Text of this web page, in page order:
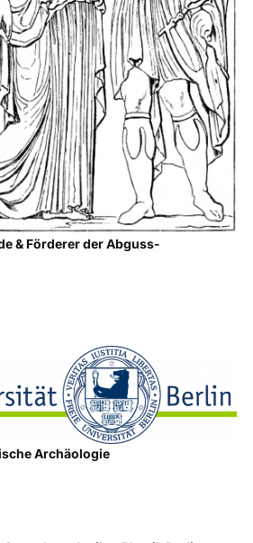
& Förderer der Abguss-
Archäologie